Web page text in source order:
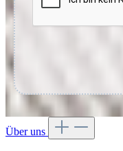
Über uns